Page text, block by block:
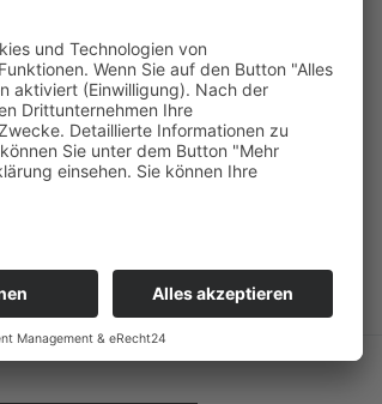
Sportnahrung "Peeroton
ZUM ONLINESHOP